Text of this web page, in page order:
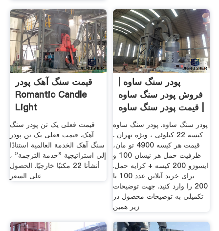
قیمت سنگ آهک پودر
Romantic Candle
Light
قیمت فعلی یک تن پودر سنگ
آهک. قیمت فعلی یک تن پودر
سنگ آهک الخدمة العالمية استنادًا
إلى استراتيجية "خدمة الترجمة" ،
أنشأنا 22 مكتبًا خارجيًا. الحصول
على السعر
پودر سنگ ساوه |
فروش پودر سنگ ساوه
| قیمت پودر سنگ ساوه
پودر سنگ ساوه. پودر سنگ ساوه
کیسه 22 کیلوئی ، ویژه تهران .
قیمت هر کیسه 4900 تو مان،
ظرفیت حمل هر نیسان 100 و
ایسوزو 200 کیسه + کرایه حمل.
برای خرید آنلاین عدد 100 یا
200 را وارد کنید. جهت توضیحات
تکمیلی به توضیحات محصول در
زیر همین